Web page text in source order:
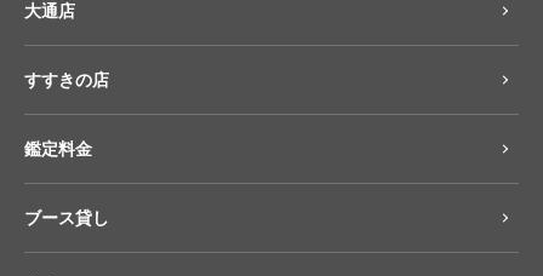
大通店
すすきの店
鑑定料金
ブース貸し